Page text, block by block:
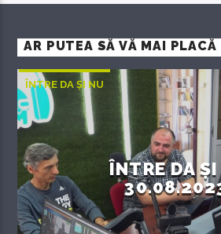
AR PUTEA SĂ VĂ MAI PLACĂ
ÎNTRE DA ȘI NU
ÎNTRE DA